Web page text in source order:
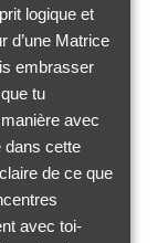
logique et
d’une Matrice
embrasser
tu
avec
dans cette
de ce que
avec toi-